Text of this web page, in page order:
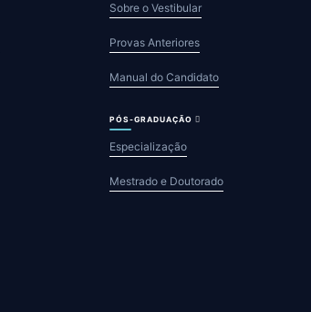
Sobre o Vestibular
Provas Anteriores
Manual do Candidato
PÓS-GRADUAÇÃO
Especialização
Mestrado e Doutorado